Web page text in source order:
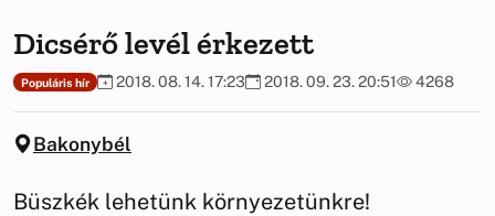
Dicsérő levél érkezett
Populáris hír 2018. 08. 14. 17:23 2018. 09. 23. 20:51 4268
Bakonybél
Büszkék lehetünk környezetünkre!